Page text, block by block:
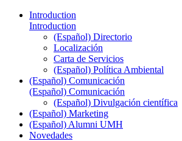
Introduction
Introduction
(Español) Directorio
Localización
Carta de Servicios
(Español) Política Ambiental
(Español) Comunicación
(Español) Comunicación
(Español) Divulgación científica
(Español) Marketing
(Español) Alumni UMH
Novedades